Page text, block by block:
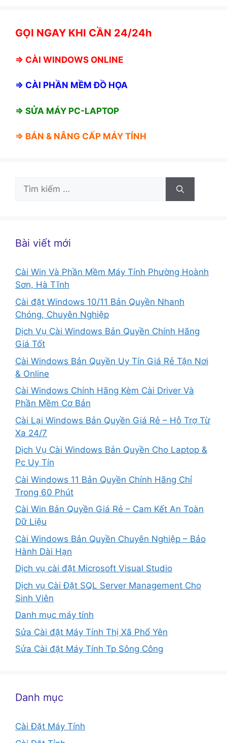
GỌI NGAY KHI CẦN 24/24h
⇒ CÀI WINDOWS ONLINE
⇒ CÀI PHẦN MỀM ĐỒ HỌA
⇒ SỬA MÁY PC-LAPTOP
⇒ BÁN & NÂNG CẤP MÁY TÍNH
Tìm
Bài viết mới
Cài Win Và Phần Mềm Máy Tính Phường Hoành
Sơn, Hà Tĩnh
Cài đặt Windows 10/11 Bản Quyền Nhanh
Chóng, Chuyên Nghiệp
Dịch Vụ Cài Windows Bản Quyền Chính Hãng
Giá Tốt
Cài Windows Bản Quyền Uy Tín Giá Rẻ Tận Nơi
& Online
Cài Windows Chính Hãng Kèm Cài Driver Và
Phần Mềm Cơ Bản
Cài Lại Windows Bản Quyền Giá Rẻ – Hỗ Trợ Từ
Xa 24/7
Dịch Vụ Cài Windows Bản Quyền Cho Laptop &
Pc Uy Tín
Cài Windows 11 Bản Quyền Chính Hãng Chỉ
Trong 60 Phút
Cài Win Bản Quyền Giá Rẻ – Cam Kết An Toàn
Dữ Liệu
Cài Windows Bản Quyền Chuyên Nghiệp – Bảo
Hành Dài Hạn
Dịch vụ cài đặt Microsoft Visual Studio
Dịch vụ Cài Đặt SQL Server Management Cho
Sinh Viên
Danh mục máy tính
Sửa Cài đặt Máy Tính Thị Xã Phổ Yên
Sửa Cài đặt Máy Tính Tp Sông Công
Danh mục
Cài Đặt Máy Tính